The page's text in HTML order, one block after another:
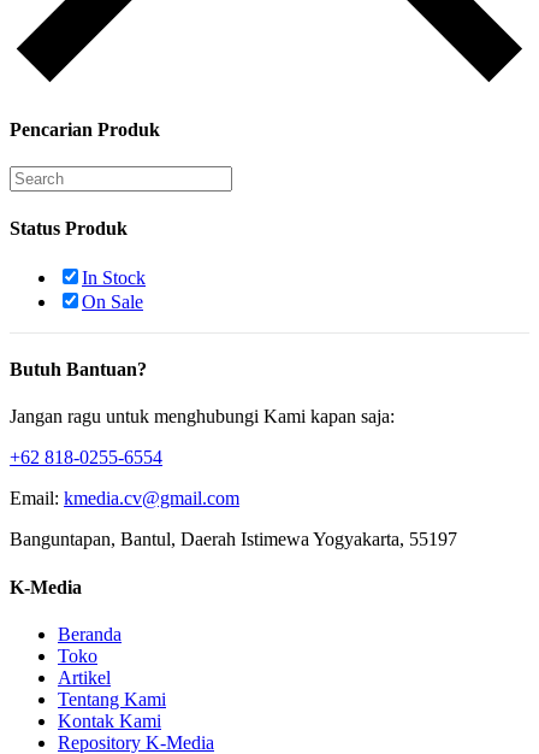
Pencarian Produk
Status Produk
In Stock
On Sale
Butuh Bantuan?
Jangan ragu untuk menghubungi Kami kapan saja:
+62 818-0255-6554
Email: kmedia.cv@gmail.com
Banguntapan, Bantul, Daerah Istimewa Yogyakarta, 55197
K-Media
Beranda
Toko
Artikel
Tentang Kami
Kontak Kami
Repository K-Media